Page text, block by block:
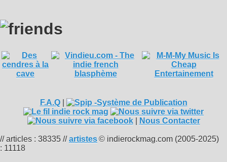
F.A.Q|
| Nous Contacter
© indierockmag.com (2005-2025)
// articles : 38335 //artistes
: 11118